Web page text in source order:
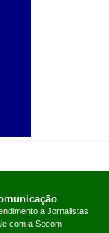
a Jornalistas
com a Secom